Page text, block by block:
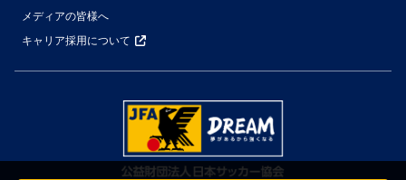
メディアの皆様へ
キャリア採用について